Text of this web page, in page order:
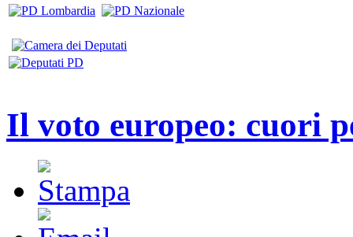
Il voto europeo: cuori